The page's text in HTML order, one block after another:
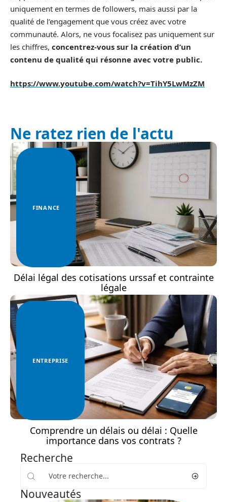
uniquement en termes de followers, mais aussi par la
qualité de l’engagement que vous créez avec votre
communauté. Alors, ne vous focalisez pas uniquement sur
les chiffres, concentrez-vous sur la création d’un
contenu de qualité qui résonne avec votre public.
https://www.youtube.com/watch?v=TihY5LwMzZM
Ne ratez rien de l'actu
FINANCE
Délai légal des cotisations urssaf et contrainte
légale
ENTREPRISE
Comprendre un délais ou délai : Quelle
importance dans vos contrats ?
Recherche
Nouveautés